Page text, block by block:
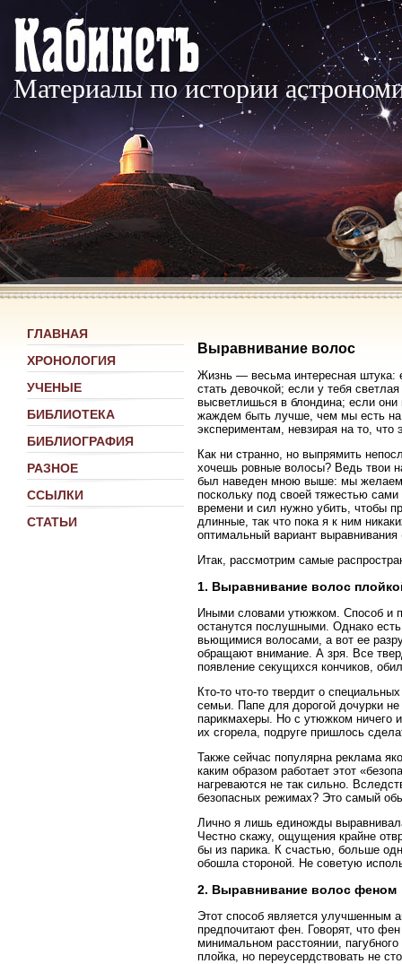
Материалы по истории
ГЛАВНАЯ
ХРОНОЛОГИЯ
УЧЕНЫЕ
БИБЛИОТЕКА
БИБЛИОГРАФИЯ
РАЗНОЕ
ССЫЛКИ
СТАТЬИ
Выравнивание волос
Жизнь — весьма интересная штука:
стать девочкой; если у тебя
высветлишься в блондина; если
жаждем быть лучше, чем мы есть
экспериментам, невзирая на то, что
Как ни странно, но выпрямить
хочешь ровные волосы? Ведь твои
был наведен мною выше: мы желаем
поскольку под своей тяжестью
времени и сил нужно убить, чтобы
длинные, так что пока я к ним
оптимальный вариант
Итак, рассмотрим самые
1. Выравнивание волос
Иными словами утюжком. Способ и
останутся послушными. Однако
вьющимися волосами, а вот ее
обращают внимание. А зря. Все
появление секущихся кончиков,
Кто-то что-то твердит о
семьи. Папе для дорогой дочурки
парикмахеры. Но с утюжком ничего
их сгорела, подруге пришлось
Также сейчас популярна реклама
каким образом работает этот
нагреваются не так сильно.
безопасных режимах? Это самый
Лично я лишь единожды
Честно скажу, ощущения крайне
бы из парика. К счастью, больше
обошла стороной. Не советую
2. Выравнивание волос феном
Этот способ является улучшенным
предпочитают фен. Говорят, что
минимальном расстоянии,
плойка, но переусердствовать не